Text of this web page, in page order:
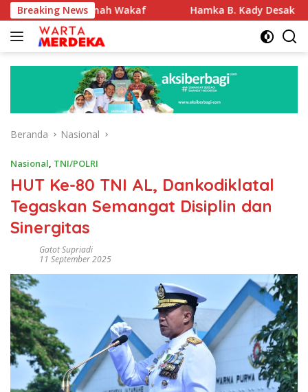
Langsung
ke
konten
Breaking News
Tanah Wakaf Hamka B. Kady Desak Evaluasi
Beranda Nasional
Nasional, TNI/POLRI
HUT Ke-80 TNI AL, Dankodiklatal
Tegaskan Semangat Disiplin dan
Sinergitas
Gatot Supriadi
11 September 2025